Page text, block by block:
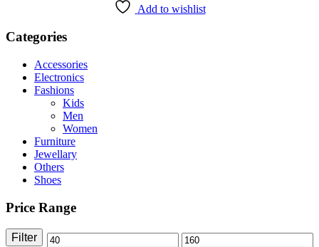
Add to wishlist
Categories
Accessories
Electronics
Fashions
Kids
Men
Women
Furniture
Jewellary
Others
Shoes
Price Range
Filter